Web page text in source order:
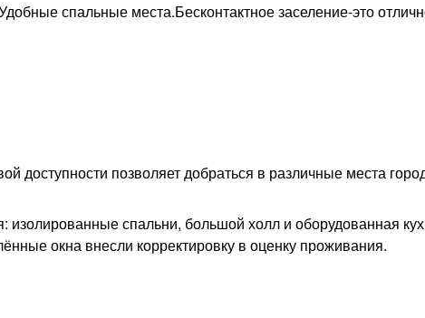
спальные места.Бесконтактное заселение-это
доступности позволяет добраться в различные места
изолированные спальни, большой холл и оборудованная
окна внесли корректировку в оценку проживания.